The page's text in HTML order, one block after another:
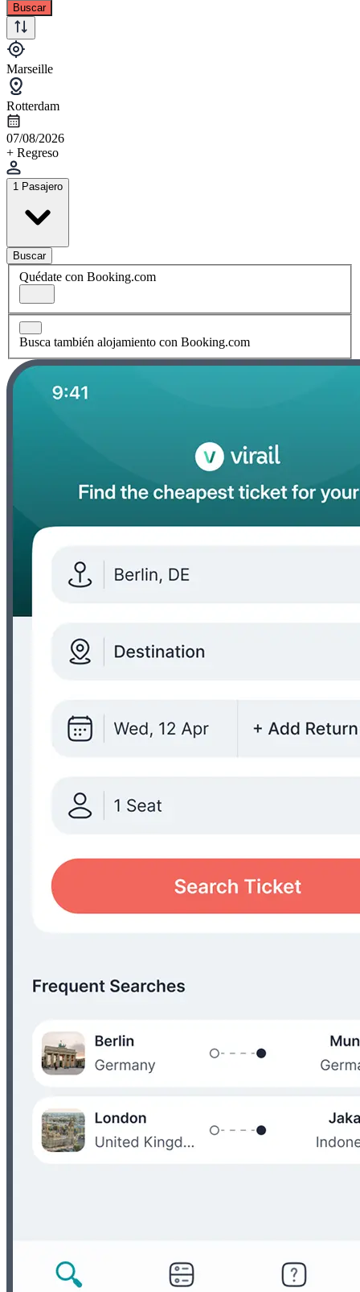
Buscar
Marseille
Rotterdam
07/08/2026
+ Regreso
1 Pasajero
Buscar
Quédate con Booking.com
Busca también alojamiento con Booking.com